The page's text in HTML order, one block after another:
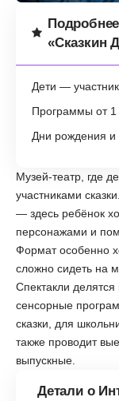
«Сказкин
Дети —
Программы от 1
Дни рождения и
Музей-театр, где
участниками
— здесь ребёнок
персонажами и
Формат особенно
сложно сидеть на
Спектакли
сенсорные
сказки, для
также проводит
выпускные.
Детали о